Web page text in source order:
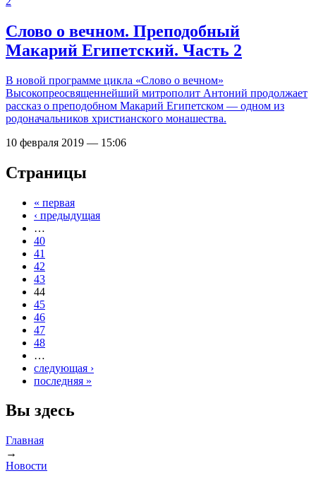
Слово о вечном. Преподобный
Макарий Египетский. Часть 2
В новой программе цикла «Слово о вечном»
Высокопреосвященнейший митрополит Антоний продолжает
рассказ о преподобном Макарий Египетском — одном из
родоначальников христианского монашества.
10 февраля 2019 — 15:06
Страницы
« первая
‹ предыдущая
…
40
41
42
43
44
45
46
47
48
…
следующая ›
последняя »
Вы здесь
Главная
→
Новости